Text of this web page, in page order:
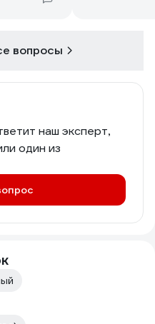
вопросы
наш эксперт,
один из